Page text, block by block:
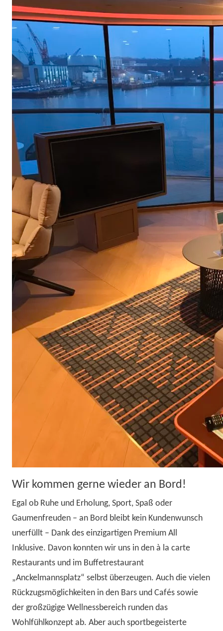
Wir kommen gerne wieder an Bord!
Egal ob Ruhe und Erholung, Sport, Spaß oder
Gaumenfreuden – an Bord bleibt kein Kundenwunsch
unerfüllt – Dank des einzigartigen Premium All
Inklusive. Davon konnten wir uns in den à la carte
Restaurants und im Buffetrestaurant
„Anckelmannsplatz“ selbst überzeugen. Auch die vielen
Rückzugsmöglichkeiten in den Bars und Cafés sowie
der großzügige Wellnessbereich runden das
Wohlfühlkonzept ab. Aber auch sportbegeisterte